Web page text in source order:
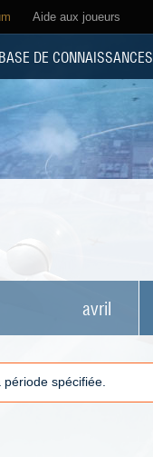
Aide aux joueurs
BASE DE CONNAISSANCES
avril
spécifiée.